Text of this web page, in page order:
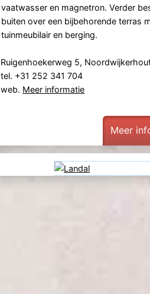
vaatwasser en magnetron. Verder
buiten over een bijbehorende terras
tuinmeubilair en berging.
Ruigenhoekerweg 5,
tel. +31 252 341 704
web. Meer informatie
Meer